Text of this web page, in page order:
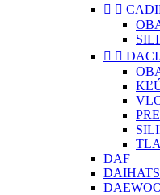
 
 
DAF